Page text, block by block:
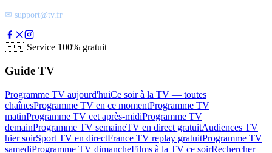
✉ support@tv.fr
🇫🇷 Service 100% gratuit
Guide TV
Programme TV aujourd'huiCe soir à la TV — toutes
chaînesProgramme TV en ce momentProgramme TV
matinProgramme TV cet après-midiProgramme TV
demainProgramme TV semaineTV en direct gratuitAudiences TV
hier soirSport TV en directFrance TV replay gratuitProgramme TV
samediProgramme TV dimancheFilms à la TV ce soirRechercher